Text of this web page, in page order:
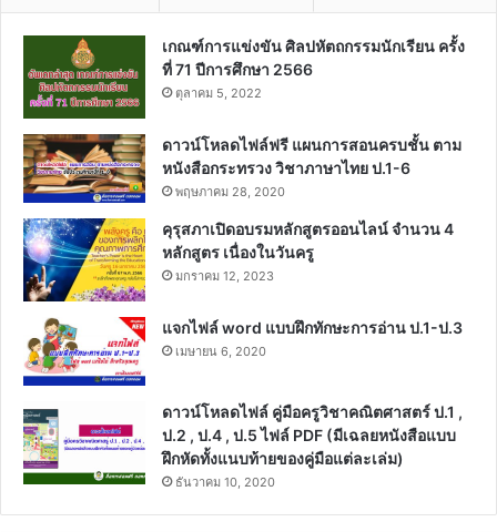
เกณฑ์การแข่งขัน ศิลปหัตถกรรมนักเรียน ครั้ง
ที่ 71 ปีการศึกษา 2566
ตุลาคม 5, 2022
ดาวน์โหลดไฟล์ฟรี แผนการสอนครบชั้น ตาม
หนังสือกระทรวง วิชาภาษาไทย ป.1-6
พฤษภาคม 28, 2020
คุรุสภาเปิดอบรมหลักสูตรออนไลน์ จำนวน 4
หลักสูตร เนื่องในวันครู
มกราคม 12, 2023
แจกไฟล์ word แบบฝึกทักษะการอ่าน ป.1-ป.3
เมษายน 6, 2020
ดาวน์โหลดไฟล์ คู่มือครูวิชาคณิตศาสตร์ ป.1 ,
ป.2 , ป.4 , ป.5 ไฟล์ PDF (มีเฉลยหนังสือแบบ
ฝึกหัดทั้งแนบท้ายของคู่มือแต่ละเล่ม)
ธันวาคม 10, 2020